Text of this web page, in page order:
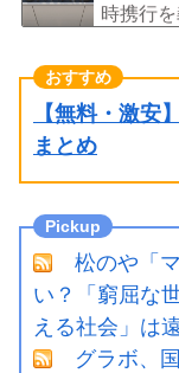
時携行
【無料・激
まとめ
松のや「
い？「窮屈な
える社会」は
グラボ、